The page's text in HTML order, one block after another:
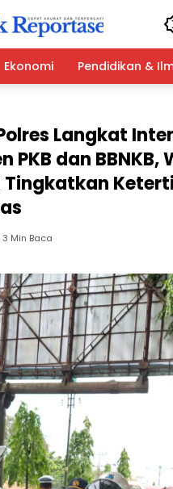
Ekonomi Pendidikan &
Langkat
PKB dan BBNKB,
Tingkatkan
3 Min Baca